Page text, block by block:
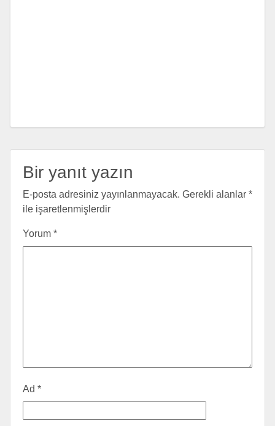
Bir yanıt yazın
E-posta adresiniz yayınlanmayacak. Gerekli alanlar *
ile işaretlenmişlerdir
Yorum *
Ad *